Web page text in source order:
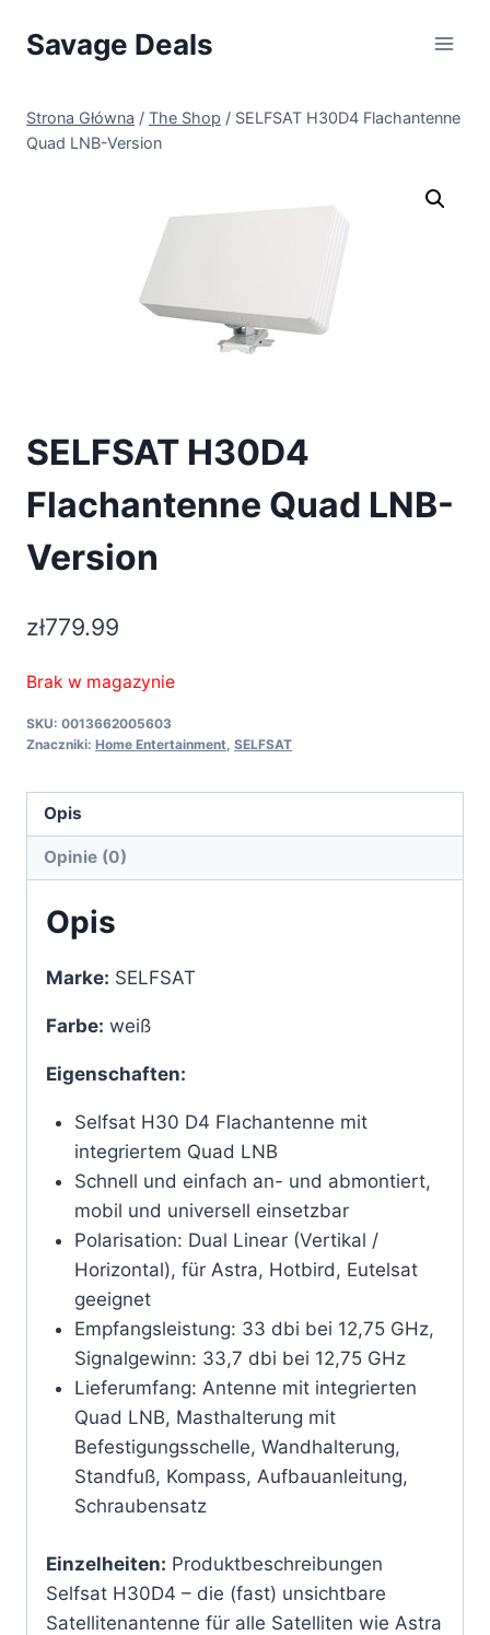
Savage Deals
Strona Główna / The Shop / SELFSAT H30D4 Flachantenne
Quad LNB-Version
SELFSAT H30D4
Flachantenne Quad LNB-
Version
zł779.99
Brak w magazynie
SKU: 0013662005603
Znaczniki: Home Entertainment SELFSAT
Opis
Opinie (0)
Opis
Marke: SELFSAT
Farbe: weiß
Eigenschaften:
Selfsat H30 D4 Flachantenne mit
integriertem Quad LNB
Schnell und einfach an- und abmontiert,
mobil und universell einsetzbar
Polarisation: Dual Linear (Vertikal /
Horizontal), für Astra, Hotbird, Eutelsat
geeignet
Empfangsleistung: 33 dbi bei 12,75 GHz,
Signalgewinn: 33,7 dbi bei 12,75 GHz
Lieferumfang: Antenne mit integrierten
Quad LNB, Masthalterung mit
Befestigungsschelle, Wandhalterung,
Standfuß, Kompass, Aufbauanleitung,
Schraubensatz
Einzelheiten: Produktbeschreibungen
Selfsat H30D4 – die (fast) unsichtbare
Satellitenantenne für alle Satelliten wie Astra